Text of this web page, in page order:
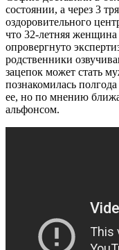
состоянии, а через 3
оздоровительного
что 32-летняя
опровергнуто
родственники
зацепок может стать
познакомилась
ее, но по мнению
альфонсом.